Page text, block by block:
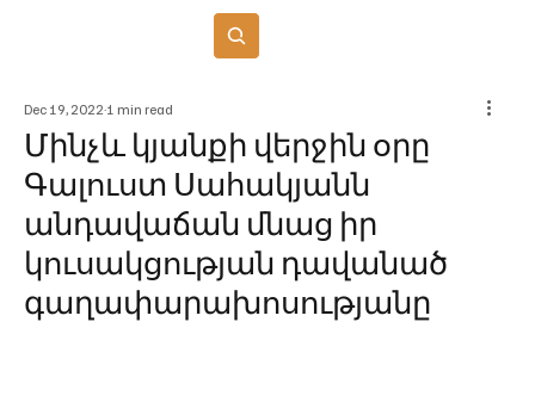
Մինչև կյանքի վերջին օրը
Գալուստ Սահակյանն
անդավաճան մնաց իր
կուսակցության դավանած
գաղափարախոսությանը
Dec 19, 2022 1 min read